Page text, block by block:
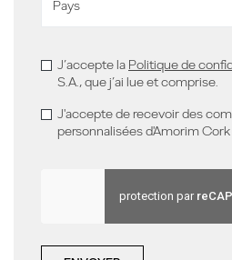
J’accepte la Politique de
S.A., que j’ai lue et comprise.
J'accepte de recevoir des
personnalisées d'Amorim